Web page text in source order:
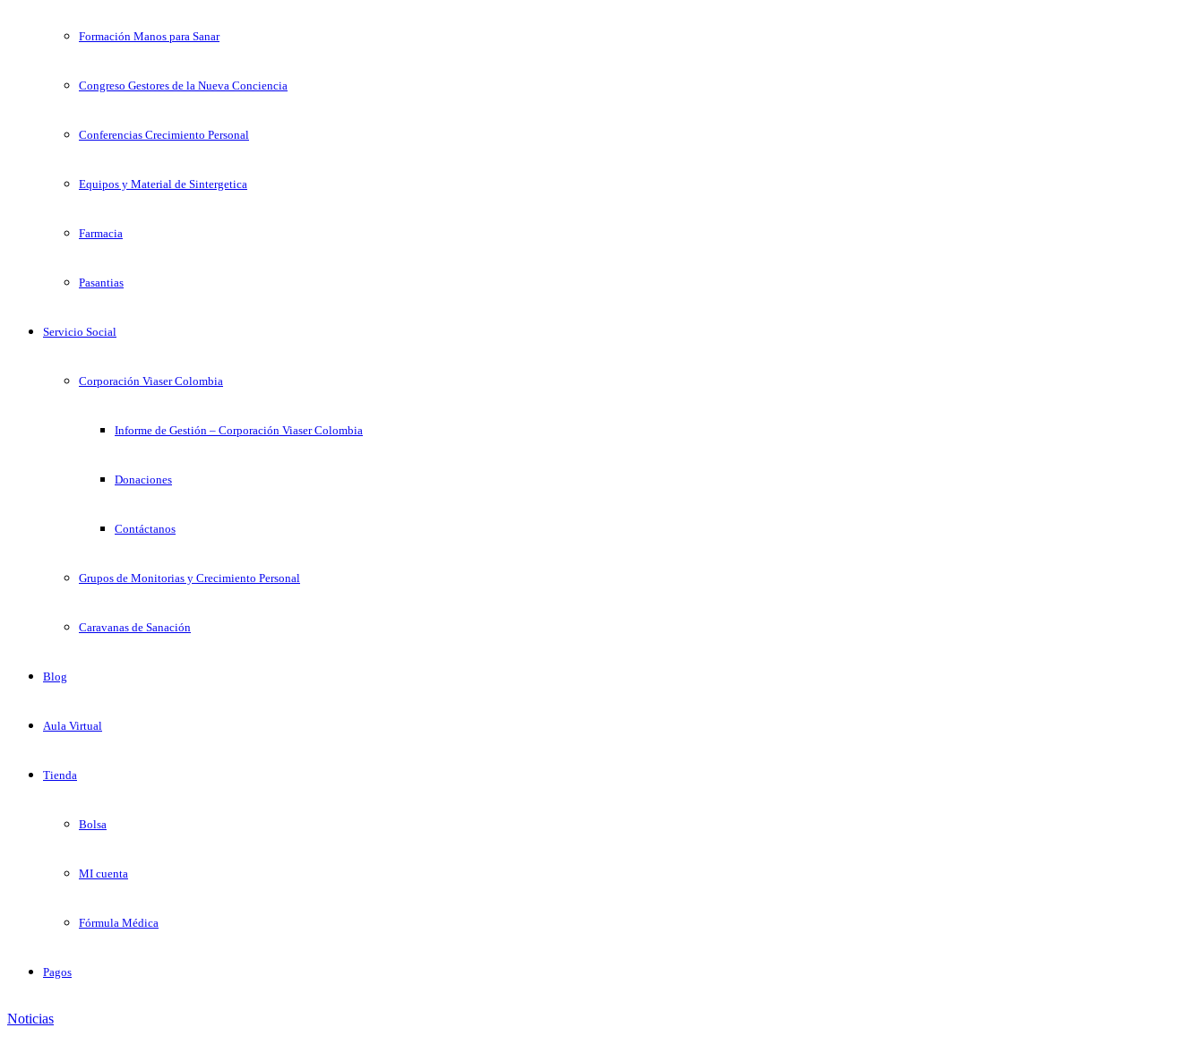
Formación Manos para Sanar
Congreso Gestores de la Nueva Conciencia
Conferencias Crecimiento Personal
Equipos y Material de Sintergetica
Farmacia
Pasantias
Servicio Social
Corporación Viaser Colombia
Informe de Gestión – Corporación Viaser Colombia
Donaciones
Contáctanos
Grupos de Monitorias y Crecimiento Personal
Caravanas de Sanación
Blog
Aula Virtual
Tienda
Bolsa
MI cuenta
Fórmula Médica
Pagos
Noticias